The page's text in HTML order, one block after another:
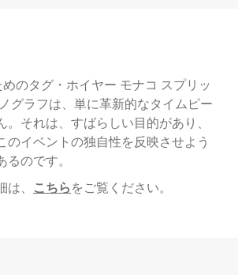
のタグ・ホイヤー モナコ スプリッ
グラフは、単に革新的なタイムピー
。それは、すばらしい目的があり、
のイベントの独自性を反映させよう
るのです。
は、 こちら をご覧ください。